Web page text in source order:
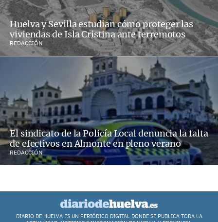
Huelva y Sevilla estudian cómo proteger las
viviendas de Isla Cristina ante terremotos
REDACCIÓN
El sindicato de la Policía Local denuncia la falta
de efectivos en Almonte en pleno verano
REDACCIÓN
DIARIO DE HUELVA ES UN PERIÓDICO DIGITAL DONDE SE PUBLICA TODA LA